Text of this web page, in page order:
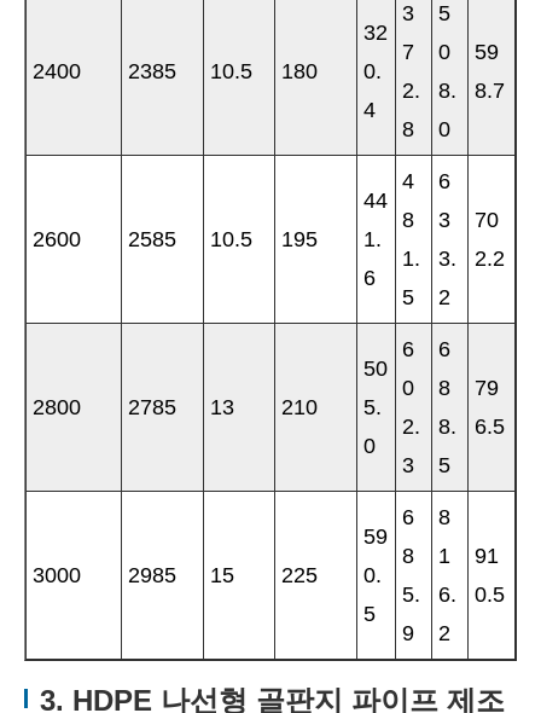
2400 2385 10.5 180
32
0.
4
3
7
2.
8
5
0
8.
0
59
8.7
2600 2585 10.5 195
44
1.
6
4
8
1.
5
6
3
3.
2
70
2.2
2800 2785 13 210
50
5.
0
6
0
2.
3
6
8
8.
5
79
6.5
3000 2985 15 225
59
0.
5
6
8
5.
9
8
1
6.
2
91
0.5
3. HDPE 나선형 골판지 파이프 제조